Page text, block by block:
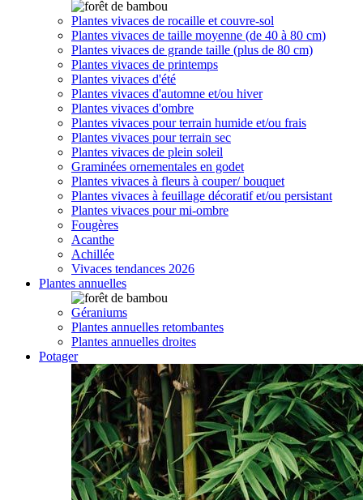
Plantes vivaces de rocaille et couvre-sol
Plantes vivaces de taille moyenne (de 40 à 80 cm)
Plantes vivaces de grande taille (plus de 80 cm)
Plantes vivaces de printemps
Plantes vivaces d'été
Plantes vivaces d'automne et/ou hiver
Plantes vivaces d'ombre
Plantes vivaces pour terrain humide et/ou frais
Plantes vivaces pour terrain sec
Plantes vivaces de plein soleil
Graminées ornementales en godet
Plantes vivaces à fleurs à couper/ bouquet
Plantes vivaces à feuillage décoratif et/ou persistant
Plantes vivaces pour mi-ombre
Fougères
Acanthe
Achillée
Vivaces tendances 2026
Plantes annuelles
Géraniums
Plantes annuelles retombantes
Plantes annuelles droites
Potager